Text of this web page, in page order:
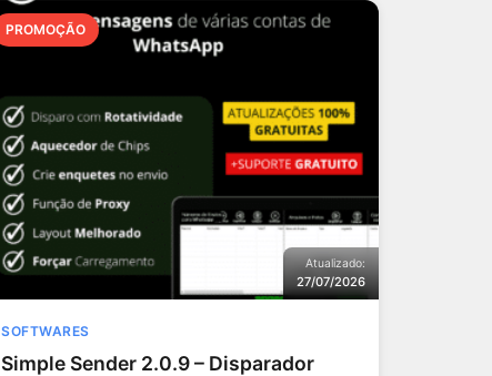
PROMOÇÃO
Atualizado:
27/07/2026
SOFTWARES
Simple Sender 2.0.9 – Disparador